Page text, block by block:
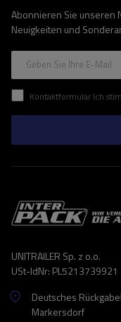
Abonnieren Sie unseren
Neuigkeiten und
Geben Sie Ihre E-Mail
Kontaktformular Ich stimme der Verarbeitung meiner im
UNITRAILER Sp. z o.o.
USt-IdNr: PL5213739921
Deutsches
Markersdorf